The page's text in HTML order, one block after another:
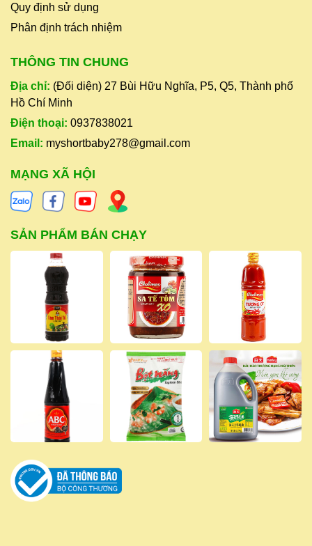
Quy định sử dụng
Phân định trách nhiệm
THÔNG TIN CHUNG
Địa chỉ: (Đối diện) 27 Bùi Hữu Nghĩa, P5, Q5, Thành phố
Hồ Chí Minh
Điện thoại: 0937838021
Email: myshortbaby278@gmail.com
MẠNG XÃ HỘI
SẢN PHẨM BÁN CHẠY